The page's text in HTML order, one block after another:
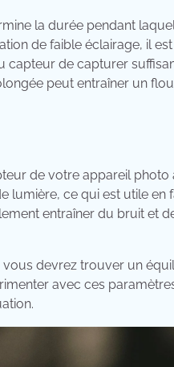
la durée pendant
de faible éclairage, il
capteur de capturer
peut entraîner un
de votre appareil photo
lumière, ce qui est utile en
entraîner du bruit et
devrez trouver un
avec ces